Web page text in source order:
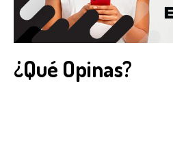
¿Qué Opinas?